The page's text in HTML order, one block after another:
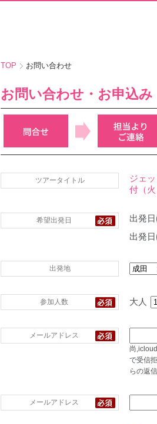
TOP お問い合わせ
お問い合わせ・お申込み
ツアータイトル
ジェ
付（火
希望出発日 出発
出発
出発地
参加人数 大人
メールアドレス
尚
で受信
らの返
メールアドレス